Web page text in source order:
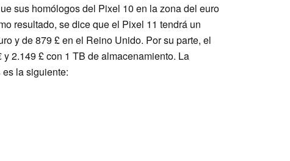
sus homólogos del Pixel 10 en la zona del euro
resultado, se dice que el Pixel 11 tendrá un
y de 879 £ en el Reino Unido. Por su parte, el
2.149 £ con 1 TB de almacenamiento. La
la siguiente: